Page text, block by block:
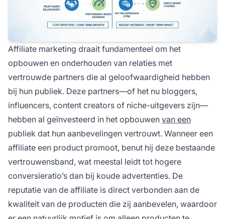
Affiliate marketing draait fundamenteel om het
opbouwen en onderhouden van relaties met
vertrouwde partners die al geloofwaardigheid hebben
bij hun publiek. Deze partners—of het nu bloggers,
influencers, content creators of niche-uitgevers zijn—
hebben al geïnvesteerd in het opbouwen van een
publiek dat hun aanbevelingen vertrouwt. Wanneer een
affiliate een product promoot, benut hij deze bestaande
vertrouwensband, wat meestal leidt tot hogere
conversieratio’s dan bij koude advertenties. De
reputatie van de affiliate is direct verbonden aan de
kwaliteit van de producten die zij aanbevelen, waardoor